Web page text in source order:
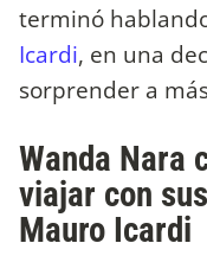
terminó
Icardi, en una
sorprender a
Wanda Nara
viajar con
Mauro Icardi